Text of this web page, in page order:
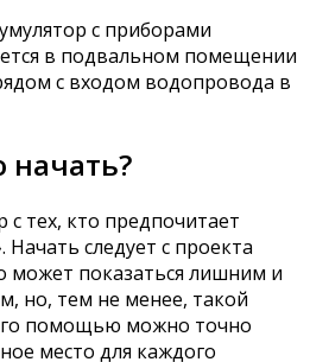
с приборами
в подвальном помещении
с входом водопровода в
начать?
тех, кто предпочитает
Начать следует с проекта
может показаться лишним и
но, тем не менее, такой
помощью можно точно
место для каждого